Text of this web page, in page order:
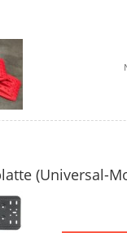
(Universal-